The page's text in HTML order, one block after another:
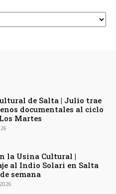
de Salta | Julio trae
documentales al ciclo
Martes
la Usina Cultural |
al Indio Solari en Salta
semana